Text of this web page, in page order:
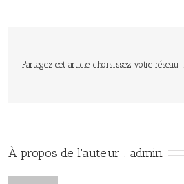
Partagez cet article, choisissez votre réseau !
À propos de l'auteur : admin